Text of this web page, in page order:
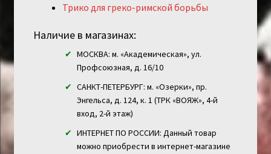
Трико для греко-римской борьбы
Наличие в магазинах:
МОСКВА: м. «Академическая», ул.
Профсоюзная, д. 16/10
САНКТ-ПЕТЕРБУРГ: м. «Озерки», пр.
Энгельса, д. 124, к. 1 (ТРК «ВОЯЖ», 4-й
вход, 2-й этаж)
ИНТЕРНЕТ ПО РОССИИ: Данный товар
можно приобрести в интернет-магазине